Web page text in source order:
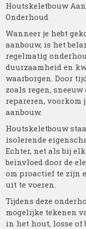
Houtskeletbouw
Onderhoud
Wanneer je hebt
aanbouw, is het
regelmatig
duurzaamheid en
waarborgen. Door
zoals regen,
repareren, voorkom
aanbouw.
Houtskeletbouw
isolerende
Echter, net als bij
beïnvloed door de
om proactief te zijn
uit te voeren.
Tijdens deze
mogelijke tekenen
in het hout, losse of